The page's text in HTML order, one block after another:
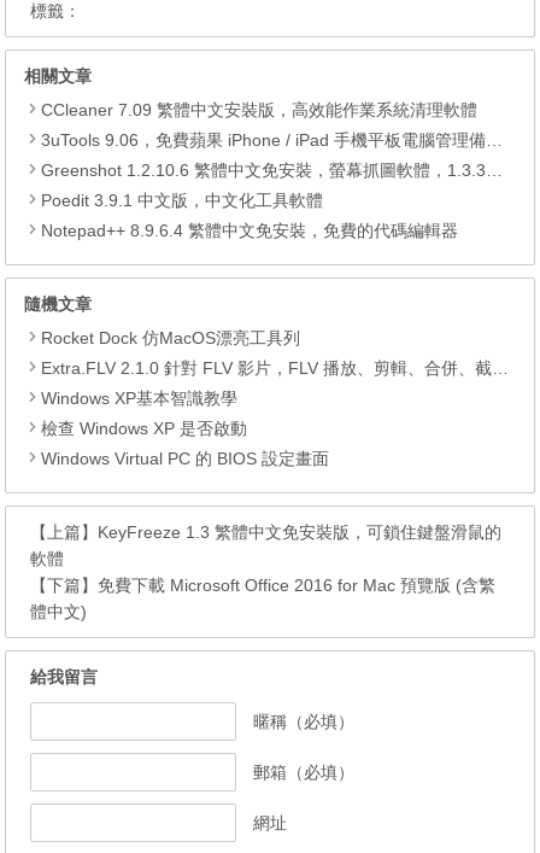
標籤：
相關文章
CCleaner 7.09 繁體中文安裝版，高效能作業系統清理軟體
3uTools 9.06，免費蘋果 iPhone / iPad 手機平板電腦管理備份還原軟體
Greenshot 1.2.10.6 繁體中文免安裝，螢幕抓圖軟體，1.3.315 安裝版
Poedit 3.9.1 中文版，中文化工具軟體
Notepad++ 8.9.6.4 繁體中文免安裝，免費的代碼編輯器
隨機文章
Rocket Dock 仿MacOS漂亮工具列
Extra.FLV 2.1.0 針對 FLV 影片，FLV 播放、剪輯、合併、截圖、修復與轉檔軟體，同時支援處理 MPG、VCD、DVD
Windows XP基本智識教學
檢查 Windows XP 是否啟動
Windows Virtual PC 的 BIOS 設定畫面
【上篇】 KeyFreeze 1.3 繁體中文免安裝版，可鎖住鍵盤滑鼠的
軟體
【下篇】免費下載 Microsoft Office 2016 for Mac 預覽版 (含繁
體中文)
給我留言
暱稱（必填）
郵箱（必填）
網址